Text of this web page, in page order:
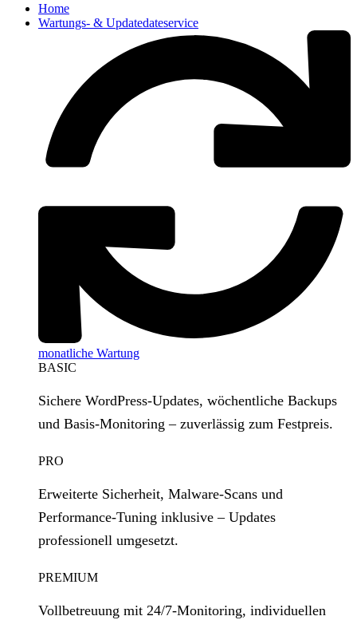
Home
Wartungs- & Updatedateservice
monatliche Wartung
BASIC
Sichere WordPress‑Updates, wöchentliche Backups
und Basis‑Monitoring – zuverlässig zum Festpreis.
PRO
Erweiterte Sicherheit, Malware‑Scans und
Performance‑Tuning inklusive – Updates
professionell umgesetzt.
PREMIUM
Vollbetreuung mit 24/7‑Monitoring, individuellen